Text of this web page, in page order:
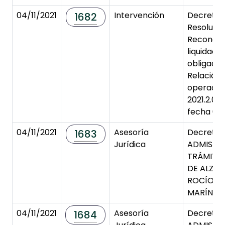
04/11/2021
1682 Intervención
Decreto
Relación
fecha
04/11/2021
1683
Asesoría
Jurídica
Decreto
TRÁMITE
DE
ROCÍO
MARÍN
04/11/2021
1684
Asesoría
Decreto